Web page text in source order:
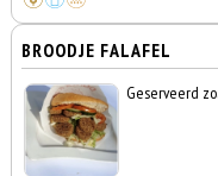
BROODJE FALAFEL
Geserveerd